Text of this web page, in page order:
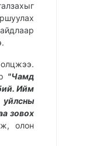
"Чамд
Ийм
уйлсны
зовох
олон